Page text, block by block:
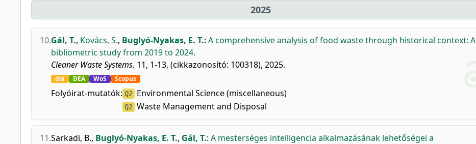
2025
10.Gál, T., Kovács, S., Buglyó-Nyakas, E. T.: A comprehensive analysis of food waste through historical context: A
bibliometric study from 2019 to 2024.
Cleaner Waste Systems. 11, 1-13, (cikkazonosító: 100318), 2025.
doi DEA WoS Scopus
Folyóirat-mutatók: Q2 Environmental Science (miscellaneous)
Q2 Waste Management and Disposal
11.Sarkadi, B., Buglyó-Nyakas, E. T., Gál, T.: A mesterséges intelligencia alkalmazásának lehetőségei a